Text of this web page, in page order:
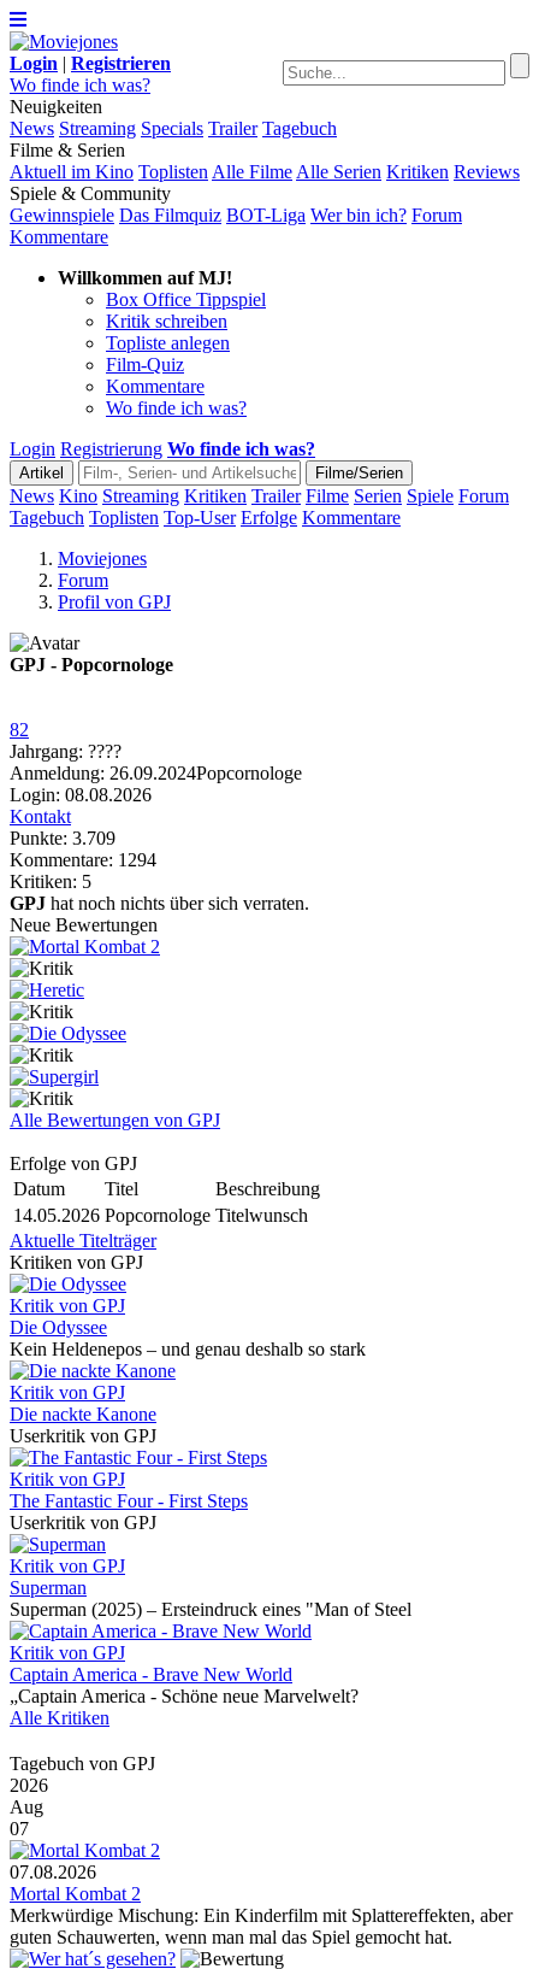
Login | Registrieren
Wo finde ich was?
Neuigkeiten
News Streaming Specials Trailer Tagebuch
Filme & Serien
Aktuell im Kino Toplisten Alle Filme Alle Serien Kritiken Reviews
Spiele & Community
Gewinnspiele Das Filmquiz BOT-Liga Wer bin ich? Forum
Kommentare
Willkommen auf MJ!
Box Office Tippspiel
Kritik schreiben
Topliste anlegen
Film-Quiz
Kommentare
Wo finde ich was?
Login Registrierung Wo finde ich was?
News Kino Streaming Kritiken Trailer Filme Serien Spiele Forum
Tagebuch Toplisten Top-User Erfolge Kommentare
Moviejones
Forum
Profil von GPJ
GPJ - Popcornologe
82
Jahrgang: ????
Anmeldung: 26.09.2024Popcornologe
Login: 08.08.2026
Kontakt
Punkte: 3.709
Kommentare: 1294
Kritiken: 5
GPJ hat noch nichts über sich verraten.
Neue Bewertungen
Alle Bewertungen von GPJ
Erfolge von GPJ
Datum
Titel
Beschreibung
14.05.2026 Popcornologe Titelwunsch
Aktuelle Titelträger
Kritiken von GPJ
Kritik von GPJ
Die Odyssee
Kein Heldenepos – und genau deshalb so stark
Kritik von GPJ
Die nackte Kanone
Userkritik von GPJ
Kritik von GPJ
The Fantastic Four - First Steps
Userkritik von GPJ
Kritik von GPJ
Superman
Superman (2025) – Ersteindruck eines "Man of Steel
Kritik von GPJ
Captain America - Brave New World
„Captain America - Schöne neue Marvelwelt?
Alle Kritiken
Tagebuch von GPJ
2026
Aug
07
07.08.2026
Mortal Kombat 2
Merkwürdige Mischung: Ein Kinderfilm mit Splattereffekten, aber
guten Schauwerten, wenn man mal das Spiel gemocht hat.